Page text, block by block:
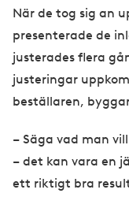
När de tog sig an
presenterade de
justerades flera
justeringar
beställaren,
– Säga vad man
– det kan vara en
ett riktigt bra